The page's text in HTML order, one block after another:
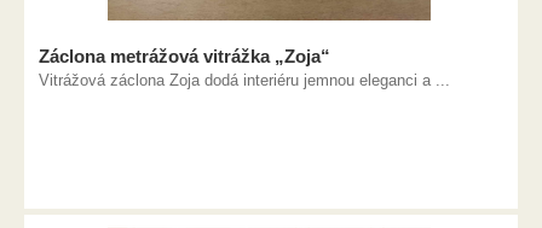
Záclona metrážová vitrážka „Zoja“
Vitrážová záclona Zoja dodá interiéru jemnou eleganci a ...